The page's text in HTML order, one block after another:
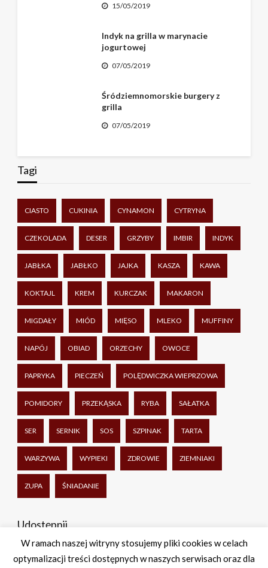
15/05/2019
Indyk na grilla w marynacie
jogurtowej
07/05/2019
Śródziemnomorskie burgery z
grilla
07/05/2019
Tagi
CIASTO CUKINIA CYNAMON CYTRYNA
CZEKOLADA DESER GRZYBY IMBIR INDYK
JABŁKA JABŁKO JAJKA KASZA KAWA
KOKTAJL KREM KURCZAK MAKARON
MIGDAŁY MIÓD MIĘSO MLEKO MUFFINY
NAPÓJ OBIAD ORZECHY OWOCE
PAPRYKA PIECZEŃ POLĘDWICZKA WIEPRZOWA
POMIDORY PRZEKĄSKA RYBA SAŁATKA
SER SERNIK SOS SZPINAK TARTA
WARZYWA WYPIEKI ZDROWIE ZIEMNIAKI
ZUPA ŚNIADANIE
Udostępnij
Facebook
TwitterWhatsApp
Share
W ramach naszej witryny stosujemy pliki cookies w celach
optymalizacji treści dostępnych w naszych serwisach oraz dla